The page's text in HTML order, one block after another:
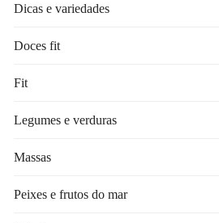
Dicas e variedades
Doces fit
Fit
Legumes e verduras
Massas
Peixes e frutos do mar